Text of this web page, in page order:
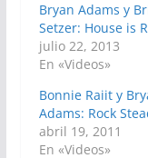
Bryan Adams y
Setzer: House is
julio 22, 2013
En «Videos»
Bonnie Raiit y
Adams: Rock
abril 19, 2011
En «Videos»